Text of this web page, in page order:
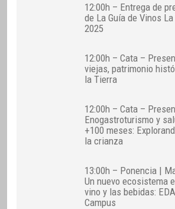
12:00h – Entrega de
de La Guía de Vinos
2025
12:00h – Cata –
viejas, patrimonio
la Tierra
12:00h – Cata –
Enogastroturismo y
+100 meses:
la crianza
13:00h – Ponencia |
Un nuevo ecosistema
vino y las bebidas:
Campus